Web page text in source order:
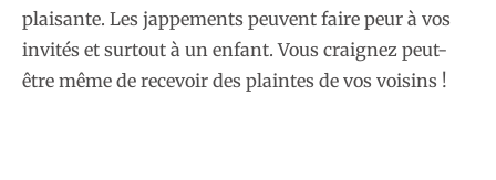
plaisante. Les jappements peuvent faire peur à vos
invités et surtout à un enfant. Vous craignez peut-
être même de recevoir des plaintes de vos voisins !